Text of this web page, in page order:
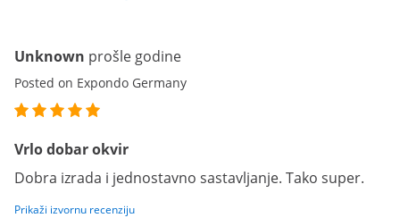
Unknown prošle godine
Posted on Expondo Germany
Vrlo dobar okvir
Dobra izrada i jednostavno sastavljanje. Tako super.
Prikaži izvornu recenziju